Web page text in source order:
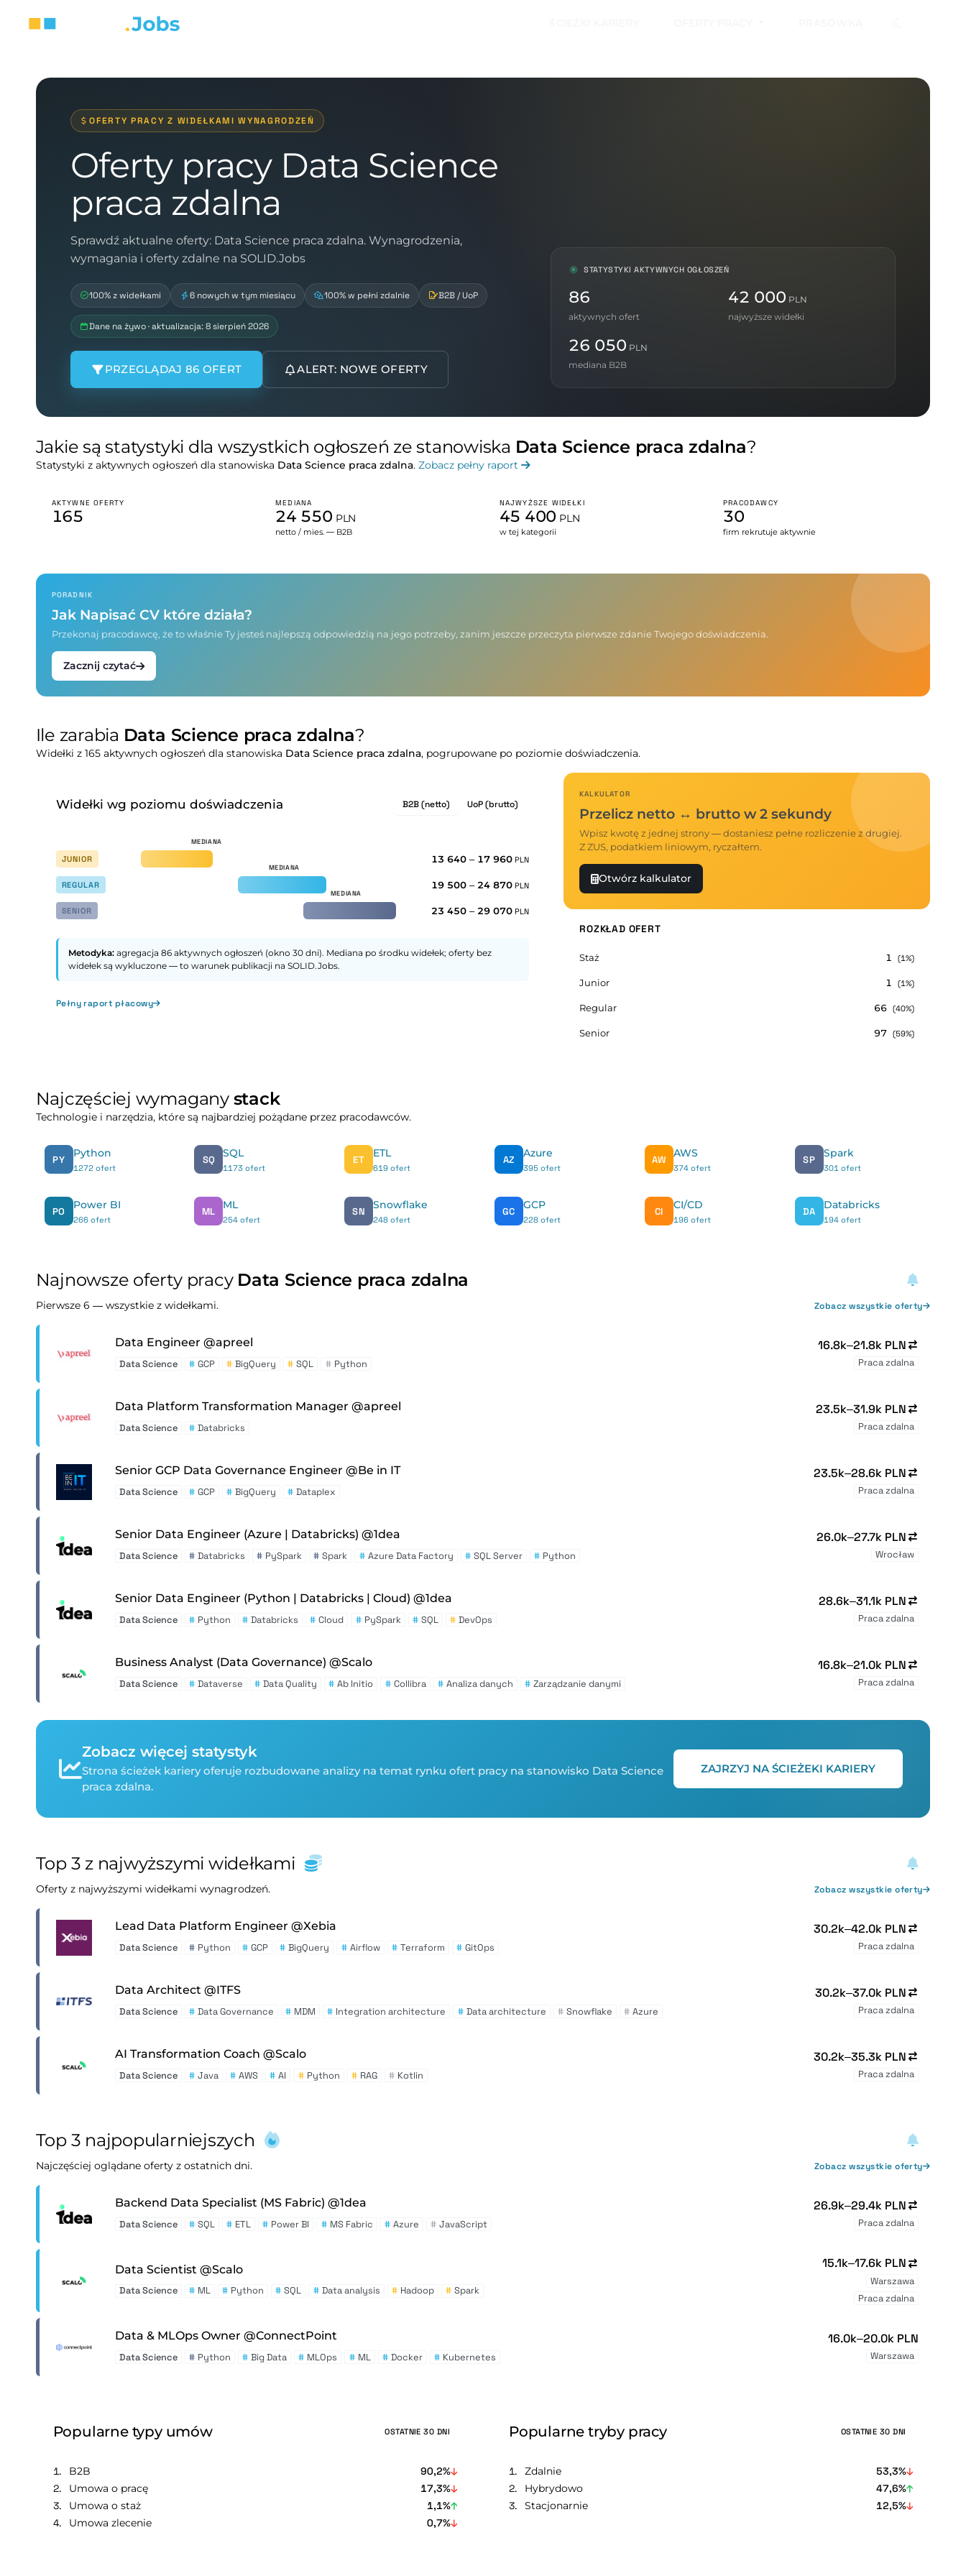
OFERTY PRACY Z WIDEŁKAMI WYNAGRODZEŃ
Oferty pracy Data Science
praca zdalna
Sprawdź aktualne oferty: Data Science praca zdalna. Wynagrodzenia,
wymagania i oferty zdalne na SOLID.Jobs
100% z widełkami 6 nowych w tym miesiącu 100% w pełni zdalnie B2B / UoP
Dane na żywo · aktualizacja: 8 sierpień 2026
PRZEGLĄDAJ 86 OFERT ALERT: NOWE OFERTY
STATYSTYKI AKTYWNYCH OGŁOSZEŃ
86
aktywnych ofert
42 000 PLN
najwyższe widełki
26 050 PLN
mediana B2B
Jakie są statystyki dla wszystkich ogłoszeń ze stanowiska Data Science praca zdalna?
Statystyki z aktywnych ogłoszeń dla stanowiska Data Science praca zdalna. Zobacz pełny raport
AKTYWNE OFERTY
165
MEDIANA
24 550 PLN
netto / mies. — B2B
NAJWYŻSZE WIDEŁKI
45 400 PLN
w tej kategorii
PRACODAWCY
30
firm rekrutuje aktywnie
PORADNIK
Jak Napisać CV które działa?
Przekonaj pracodawcę, że to właśnie Ty jesteś najlepszą odpowiedzią na jego potrzeby, zanim jeszcze przeczyta pierwsze zdanie Twojego doświadczenia.
Zacznij czytać
Ile zarabia Data Science praca zdalna?
Widełki z 165 aktywnych ogłoszeń dla stanowiska Data Science praca zdalna, pogrupowane po poziomie doświadczenia.
Widełki wg poziomu doświadczenia B2B (netto) UoP (brutto)
JUNIOR 13 640 – 17 960 PLN
REGULAR 19 500 – 24 870 PLN
SENIOR 23 450 – 29 070 PLN
Metodyka:agregacja 86 aktywnych ogłoszeń (okno 30 dni). Mediana po środku widełek; oferty bez
widełek są wykluczone — to warunek publikacji na SOLID.Jobs.
Pełny raport płacowy
KALKULATOR
Przelicz netto ↔ brutto w 2 sekundy
Wpisz kwotę z jednej strony — dostaniesz pełne rozliczenie z drugiej.
Z ZUS, podatkiem liniowym, ryczałtem.
Otwórz kalkulator
ROZKŁAD OFERT
Staż 1 (1%)
Junior 1 (1%)
Regular 66 (40%)
Senior 97 (59%)
Najczęściej wymagany stack
Technologie i narzędzia, które są najbardziej pożądane przez pracodawców.
PY
Python
1272 ofert
SQ
SQL
1173 ofert
ET
ETL
619 ofert
AZ
Azure
395 ofert
AW
AWS
374 ofert
SP
Spark
301 ofert
PO
Power BI
266 ofert
ML
ML
254 ofert
SN
Snowflake
248 ofert
GC
GCP
228 ofert
CI
CI/CD
196 ofert
DA
Databricks
194 ofert
Najnowsze oferty pracy Data Science praca zdalna
Pierwsze 6 — wszystkie z widełkami. Zobacz wszystkie oferty
Data Engineer @apreel
Data Science # GCP # BigQuery # SQL # Python
16.8k–21.8k PLN
Praca zdalna
Data Platform Transformation Manager @apreel
Data Science # Databricks
23.5k–31.9k PLN
Praca zdalna
Senior GCP Data Governance Engineer @Be in IT
Data Science # GCP # BigQuery # Dataplex
23.5k–28.6k PLN
Praca zdalna
Senior Data Engineer (Azure | Databricks) @1dea
Data Science # Databricks # PySpark # Spark # Azure Data Factory # SQL Server # Python
26.0k–27.7k PLN
Wrocław
Senior Data Engineer (Python | Databricks | Cloud) @1dea
Data Science # Python # Databricks # Cloud # PySpark # SQL # DevOps
28.6k–31.1k PLN
Praca zdalna
Business Analyst (Data Governance) @Scalo
Data Science # Dataverse # Data Quality # Ab Initio # Collibra # Analiza danych # Zarządzanie danymi
16.8k–21.0k PLN
Praca zdalna
Zobacz więcej statystyk
Strona ścieżek kariery oferuje rozbudowane analizy na temat rynku ofert pracy na stanowisko Data Science
praca zdalna.
ZAJRZYJ NA ŚCIEŻEKI KARIERY
Top 3 z najwyższymi widełkami
Oferty z najwyższymi widełkami wynagrodzeń. Zobacz wszystkie oferty
Lead Data Platform Engineer @Xebia
Data Science # Python # GCP # BigQuery # Airflow # Terraform # GitOps
30.2k–42.0k PLN
Praca zdalna
Data Architect @ITFS
Data Science # Data Governance # MDM # Integration architecture # Data architecture # Snowflake # Azure
30.2k–37.0k PLN
Praca zdalna
AI Transformation Coach @Scalo
Data Science # Java # AWS # AI # Python # RAG # Kotlin
30.2k–35.3k PLN
Praca zdalna
Top 3 najpopularniejszych
Najczęściej oglądane oferty z ostatnich dni. Zobacz wszystkie oferty
Backend Data Specialist (MS Fabric) @1dea
Data Science # SQL # ETL # Power BI # MS Fabric # Azure # JavaScript
26.9k–29.4k PLN
Praca zdalna
Data Scientist @Scalo
Data Science # ML # Python # SQL # Data analysis # Hadoop # Spark
15.1k–17.6k PLN
Warszawa
Praca zdalna
Data & MLOps Owner @ConnectPoint
Data Science # Python # Big Data # MLOps # ML # Docker # Kubernetes
16.0k–20.0k PLN
Warszawa
Popularne typy umów OSTATNIE 30 DNI
B2B
90,2%
Umowa o pracę
17,3%
Umowa o staż
1,1%
Umowa zlecenie
0,7%
Popularne tryby pracy OSTATNIE 30 DNI
Zdalnie
53,3%
Hybrydowo
47,6%
Stacjonarnie
12,5%